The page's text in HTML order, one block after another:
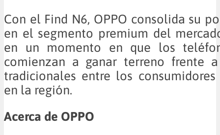
Con el Find N6, OPPO consolida su
en el segmento premium del
en un momento en que los
comienzan a ganar terreno frente
tradicionales entre los
en la región.
Acerca de OPPO